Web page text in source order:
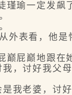
瑜一定发飙
表看，他是
屁巅地跟在
，讨好我父母
我老婆，讨